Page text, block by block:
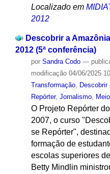
Localizado em
2012
Descobrir a
2012 (5ª conferência)
por Sandra Codo —
modificação04/06/2025
Transformação,
Repórter, Jornalismo,
O Projeto Repórter
2007, o curso
se Repórter",
formação de
escolas superiores
Betty Mindlin